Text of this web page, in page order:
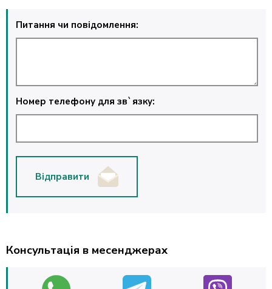
Питання чи повідомлення:
Номер телефону для зв`язку:
Відправити
Консультація в месенджерах